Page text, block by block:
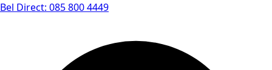
Bel Direct: 085 800 4449